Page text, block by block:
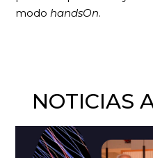
modo handsOn.
NOTICIAS